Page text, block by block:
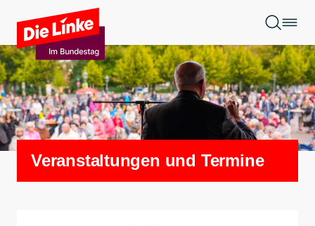
Zum Hauptinhalt springen
Veranstaltungen und Termine